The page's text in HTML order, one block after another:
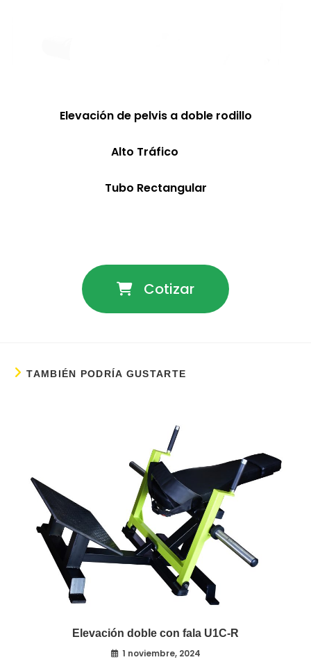
Elevación de pelvis a doble rodillo
Alto Tráfico
Tubo Rectangular
Cotizar
TAMBIÉN PODRÍA GUSTARTE
Elevación doble con fala U1C-R
1 noviembre, 2024